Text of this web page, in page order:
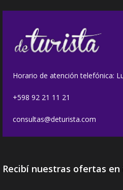
Horario de atención telefónica:
+598 92 21 11 21
consultas@deturista.com
Recibí nuestras ofertas